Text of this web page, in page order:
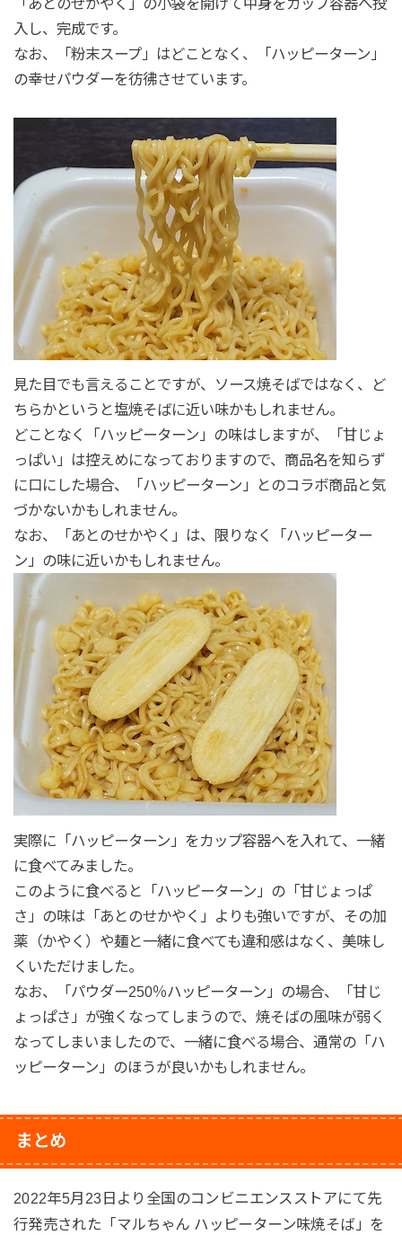
「あとのせかやく」の小袋を開けて中身をカップ容器へ投
入し、完成です。
なお、「粉末スープ」はどことなく、「ハッピーターン」
の幸せパウダーを彷彿させています。
見た目でも言えることですが、ソース焼そばではなく、ど
ちらかというと塩焼そばに近い味かもしれません。
どことなく「ハッピーターン」の味はしますが、「甘じょ
っぱい」は控えめになっておりますので、商品名を知らず
に口にした場合、「ハッピーターン」とのコラボ商品と気
づかないかもしれません。
なお、「あとのせかやく」は、限りなく「ハッピーター
ン」の味に近いかもしれません。
実際に「ハッピーターン」をカップ容器へを入れて、一緒
に食べてみました。
このように食べると「ハッピーターン」の「甘じょっぱ
さ」の味は「あとのせかやく」よりも強いですが、その加
薬（かやく）や麺と一緒に食べても違和感はなく、美味し
くいただけました。
なお、「パウダー250％ハッピーターン」の場合、「甘じ
ょっぱさ」が強くなってしまうので、焼そばの風味が弱く
なってしまいましたので、一緒に食べる場合、通常の「ハ
ッピーターン」のほうが良いかもしれません。
まとめ
2022年5月23日より全国のコンビニエンスストアにて先
行発売された「マルちゃん ハッピーターン味焼そば」を